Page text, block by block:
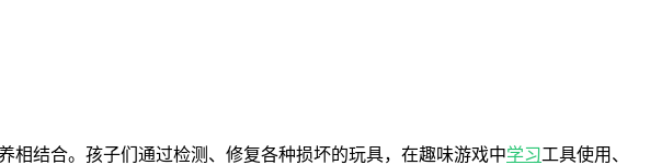
相结合。孩子们通过检测、修复各种损坏的玩具，在趣味游戏中学习工具使用、